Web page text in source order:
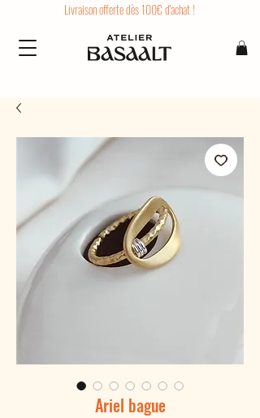
Livraison offerte dès 100€ d'achat !
Ariel bague